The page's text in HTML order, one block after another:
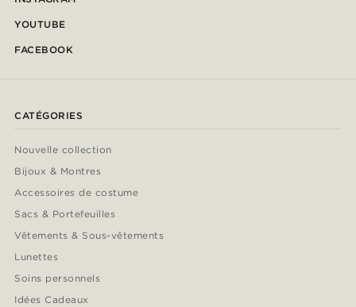
YOUTUBE
FACEBOOK
CATÉGORIES
Nouvelle collection
Bijoux & Montres
Accessoires de costume
Sacs & Portefeuilles
Vêtements & Sous-vêtements
Lunettes
Soins personnels
Idées Cadeaux